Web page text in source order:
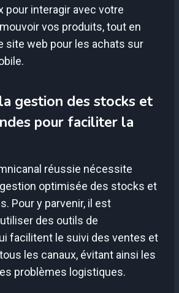
pour interagir avec votre
vos produits, tout en
site web pour les achats sur
gestion des stocks et
pour faciliter la
réussie nécessite
optimisée des stocks et
Pour y parvenir, il est
des outils de
facilitent le suivi des ventes et
les canaux, évitant ainsi les
problèmes logistiques.